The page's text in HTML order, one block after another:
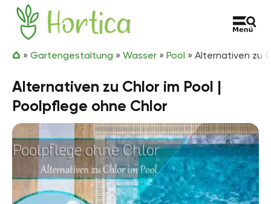
Zum Inhalt springen
Hortica
» Gartengestaltung » Wasser » Pool » Alternativen zu
Alternativen zu Chlor im Pool |
Poolpflege ohne Chlor